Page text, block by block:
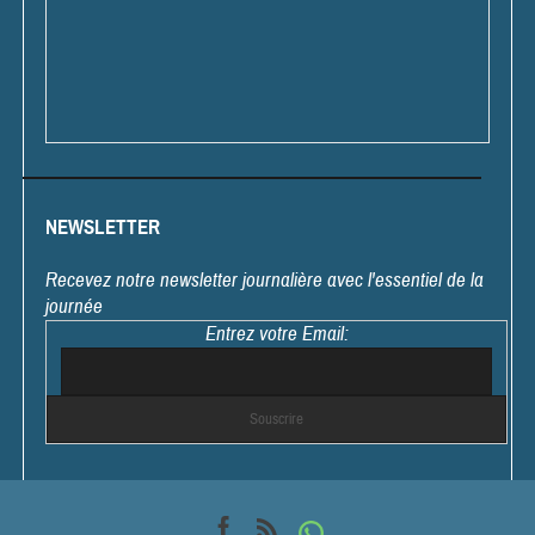
NEWSLETTER
Recevez notre newsletter journalière avec l'essentiel de la
journée
Entrez votre Email: